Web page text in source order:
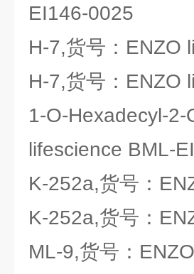
EI146-0025
H-7,货号：ENZO
H-7,货号：ENZO
1-O-Hexadecyl-
lifescience BML-
K-252a,货号：
K-252a,货号：
ML-9,货号：